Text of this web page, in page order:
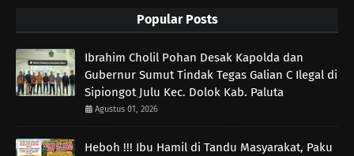
Popular Posts
Ibrahim Cholil Pohan Desak Kapolda dan
Gubernur Sumut Tindak Tegas Galian C Ilegal di
Sipiongot Julu Kec. Dolok Kab. Paluta
Agustus 01, 2026
Heboh !!! Ibu Hamil di Tandu Masyarakat, Paku